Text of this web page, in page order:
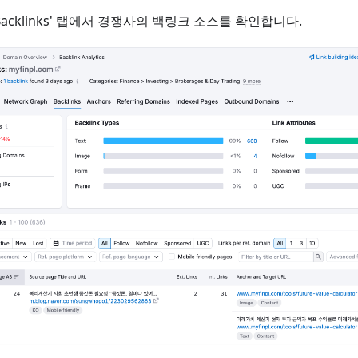
탭에서 경쟁사의 백링크 소스를 확인합니다.